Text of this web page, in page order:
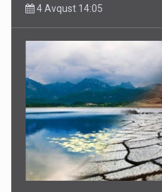
4 Avqust 14:05